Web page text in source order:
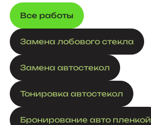
Все работы
Замена лобового стекла
Замена автостекол
Тонировка автостекол
Бронирование авто пленкой